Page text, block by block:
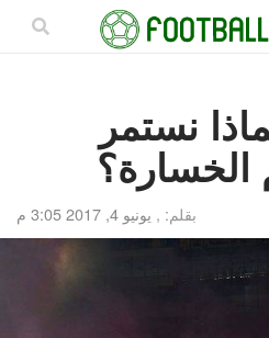
نستمر
الخسارة؟
بقلم: , يونيو 4, 2017 3:05 م